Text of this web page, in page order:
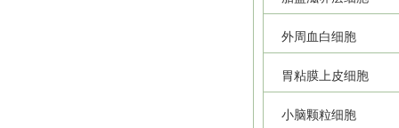
外周血白细胞
胃粘膜上皮细胞
小脑颗粒细胞